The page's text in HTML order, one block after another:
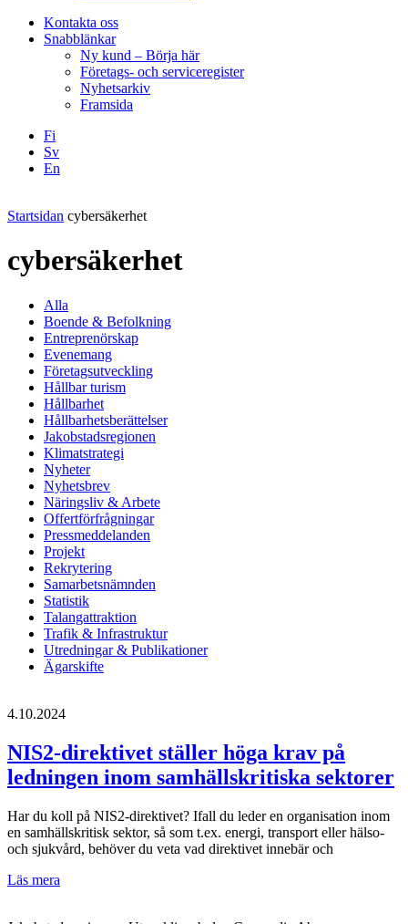
Kontakta oss
Snabblänkar
Ny kund – Börja här
Företags- och serviceregister
Nyhetsarkiv
Framsida
Fi
Sv
En
Startsidan cybersäkerhet
cybersäkerhet
Alla
Boende & Befolkning
Entreprenörskap
Evenemang
Företagsutveckling
Hållbar turism
Hållbarhet
Hållbarhetsberättelser
Jakobstadsregionen
Klimatstrategi
Nyheter
Nyhetsbrev
Näringsliv & Arbete
Offertförfrågningar
Pressmeddelanden
Projekt
Rekrytering
Samarbetsnämnden
Statistik
Talangattraktion
Trafik & Infrastruktur
Utredningar & Publikationer
Ägarskifte
4.10.2024
NIS2-direktivet ställer höga krav på
ledningen inom samhällskritiska sektorer
Har du koll på NIS2-direktivet? Ifall du leder en organisation inom
en samhällskritisk sektor, så som t.ex. energi, transport eller hälso-
och sjukvård, behöver du veta vad direktivet innebär och
Läs mera